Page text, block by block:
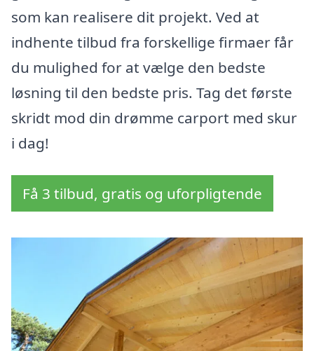
som kan realisere dit projekt. Ved at
indhente tilbud fra forskellige firmaer får
du mulighed for at vælge den bedste
løsning til den bedste pris. Tag det første
skridt mod din drømme carport med skur
i dag!
Få 3 tilbud, gratis og uforpligtende